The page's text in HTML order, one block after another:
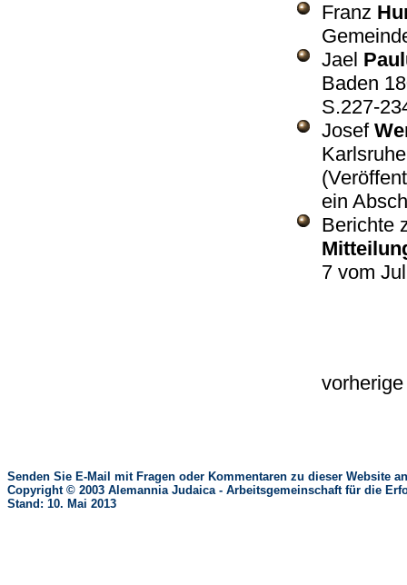
Franz
Jael
Baden
S.227-
Josef
ein
Berichte
7 vom
Senden Sie E-Mail mit Fragen oder Kommentaren zu dieser Website
Copyright © 2003 Alemannia Judaica - Arbeitsgemeinschaft für die
Stand: 10. Mai 2013